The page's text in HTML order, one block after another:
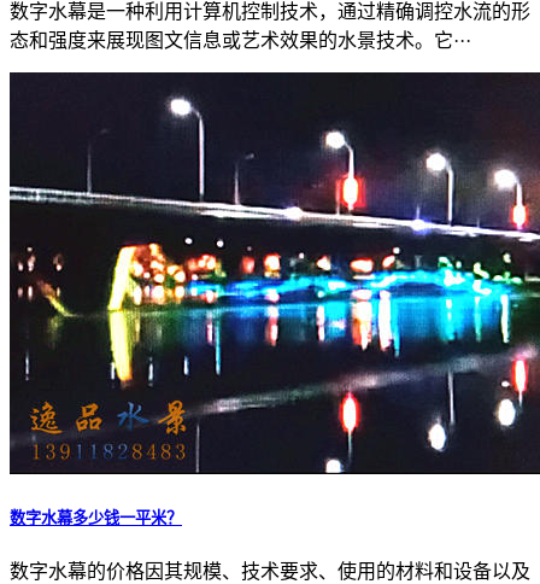
数字水幕是一种利用计算机控制技术，通过精确调控水流的形
态和强度来展现图文信息或艺术效果的水景技术。它···
数字水幕多少钱一平米？
数字水幕的价格因其规模、技术要求、使用的材料和设备以及